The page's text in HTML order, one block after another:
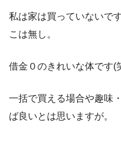
私は家は買っていないで
こは無し。
借金０のきれいな体です(
一括で買える場合や趣味
ば良いとは思いますが。